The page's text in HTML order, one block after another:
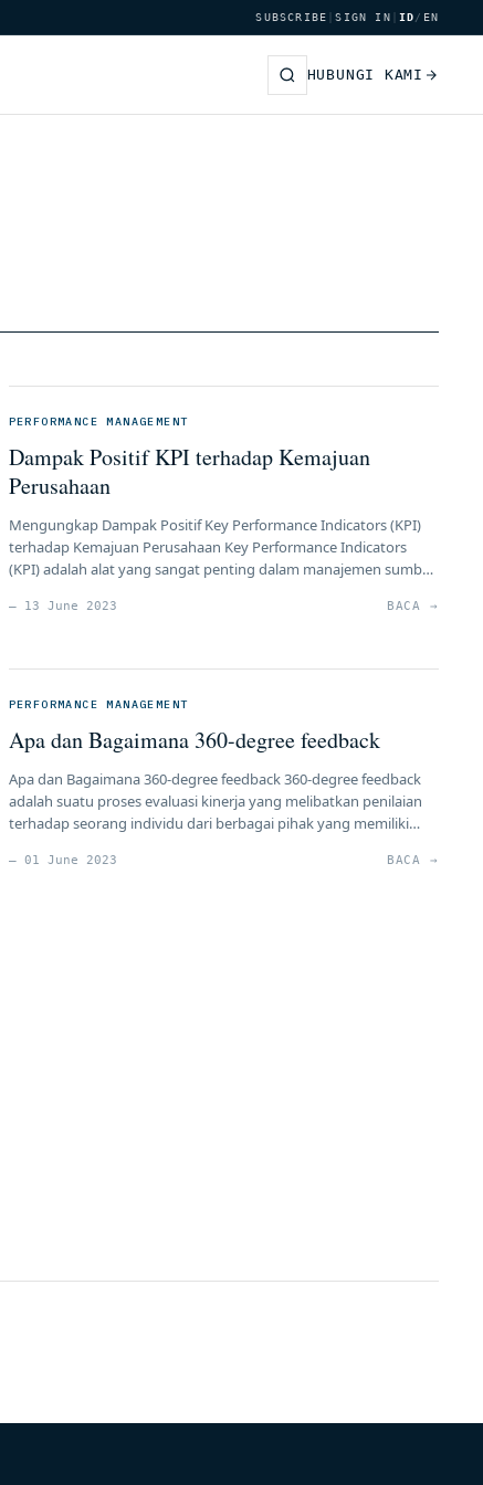
SUBSCRIBE |SIGN IN ID/ EN
HUBUNGI KAMI
PERFORMANCE MANAGEMENT
Dampak Positif KPI terhadap Kemajuan
Perusahaan
Mengungkap Dampak Positif Key Performance Indicators (KPI)
terhadap Kemajuan Perusahaan Key Performance Indicators
(KPI) adalah alat yang sangat penting dalam manajemen sumber
mengukur dan mengevaluasi kinerja individu, tim, dan organisasi
— 13 June 2023 BACA →
PERFORMANCE MANAGEMENT
Apa dan Bagaimana 360-degree feedback
Apa dan Bagaimana 360-degree feedback 360-degree feedback
adalah suatu proses evaluasi kinerja yang melibatkan penilaian
terhadap seorang individu dari berbagai pihak yang memiliki
fakta bahwa penilaian tidak hanya dilakukan oleh atasan
— 01 June 2023 BACA →